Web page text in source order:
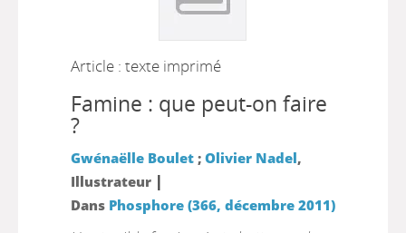
Article : texte imprimé
Famine : que peut-on faire
?
Gwénaëlle Boulet; Olivier Nadel,
Illustrateur |
Dans Phosphore (366, décembre 2011)